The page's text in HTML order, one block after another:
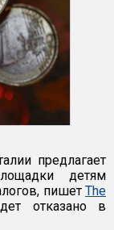
предлагает
детям
пишет The
отказано в